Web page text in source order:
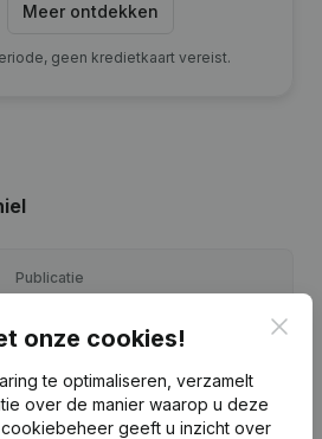
Meer ontdekken
geen kredietkaart vereist.
Publicatie
Ontslagnemingen, Benoemingen (FR)
Ontslagnemingen, Benoemingen
onze cookies!
te optimaliseren, verzamelt
over de manier waarop u deze
geeft u inzicht over